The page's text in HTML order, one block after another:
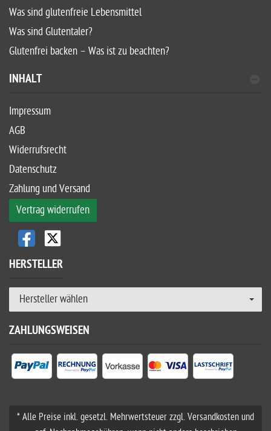
Was sind glutenfreie Lebensmittel
Was sind Glutentaler?
Glutenfrei backen – Was ist zu beachten?
INHALT
Impressum
AGB
Widerrufsrecht
Datenschutz
Zahlung und Versand
Vertrag widerrufen
HERSTELLER
Hersteller wählen
ZAHLUNGSWEISEN
* Alle Preise inkl. gesetzl. Mehrwertsteuer zzgl. Versandkosten und